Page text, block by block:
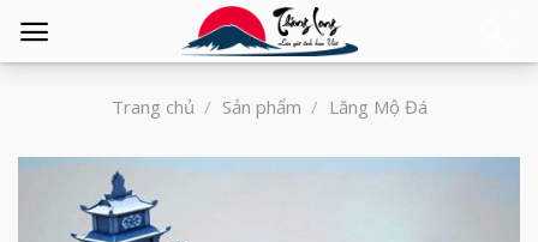
Trang chủ / Sản phẩm / Lăng Mộ Đá